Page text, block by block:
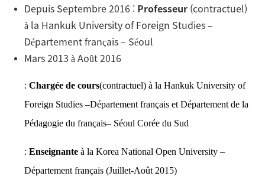
Depuis Septembre 2016 : Professeur (contractuel)
à la Hankuk University of Foreign Studies –
Département français – Séoul
Mars 2013 à Août 2016
: Chargée de cours(contractuel) à la Hankuk University of
Foreign Studies –Département français et Département de la
Pédagogie du français– Séoul Corée du Sud
: Enseignante à la Korea National Open University –
Département français (Juillet-Août 2015)